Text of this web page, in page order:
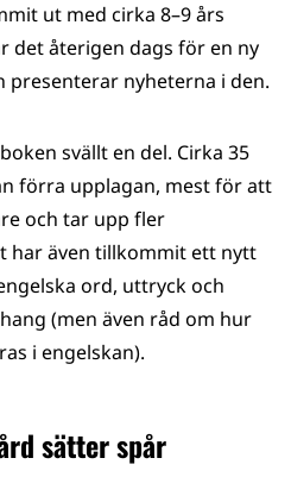
ut med cirka 8–9 års
det återigen dags för en ny
presenterar nyheterna i den.
svällt en del. Cirka 35
förra upplagan, mest för att
och tar upp fler
har även tillkommit ett nytt
ord, uttryck och
(men även råd om hur
i engelskan).
sätter spår